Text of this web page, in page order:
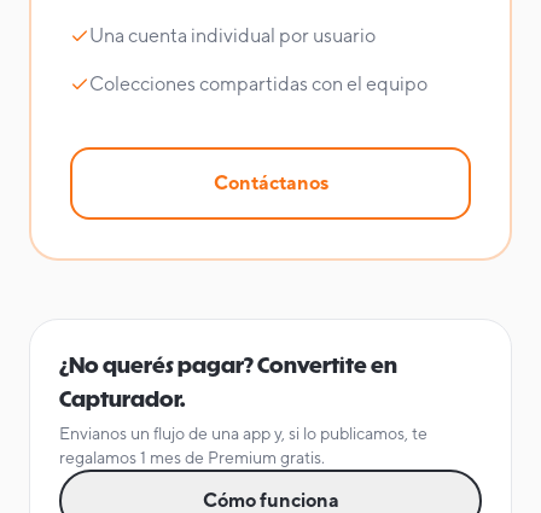
Una cuenta individual por usuario
Colecciones compartidas con el equipo
Contáctanos
¿No querés pagar? Convertite en
Capturador.
Envianos un flujo de una app y, si lo publicamos, te
regalamos 1 mes de Premium gratis.
Cómo funciona